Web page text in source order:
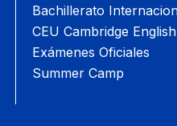
Bachillerato
CEU Cambridge
Exámenes Oficiales
Summer Camp